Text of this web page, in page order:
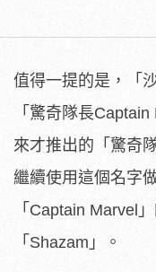
值得一提的是，「
「驚奇隊長Captain
來才推出的「驚奇
繼續使用這個名字
「 Captain Marvel
「 Shazam 」。